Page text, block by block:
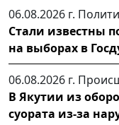
06.08.2026 г.
Стали известны
на выборах в
06.08.2026 г.
В Якутии из
суората из-за